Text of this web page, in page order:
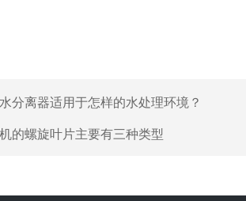
分离器适用于怎样的水处理环境？
的螺旋叶片主要有三种类型